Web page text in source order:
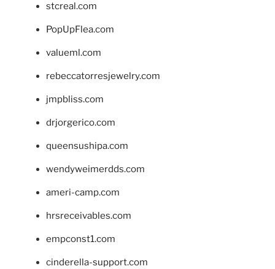
stcreal.com
PopUpFlea.com
valueml.com
rebeccatorresjewelry.com
jmpbliss.com
drjorgerico.com
queensushipa.com
wendyweimerdds.com
ameri-camp.com
hrsreceivables.com
empconst1.com
cinderella-support.com